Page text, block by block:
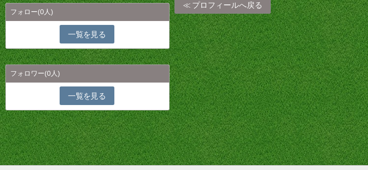
プロフィールへ戻る
フォロー(0人)
一覧を見る
フォロワー(0人)
一覧を見る